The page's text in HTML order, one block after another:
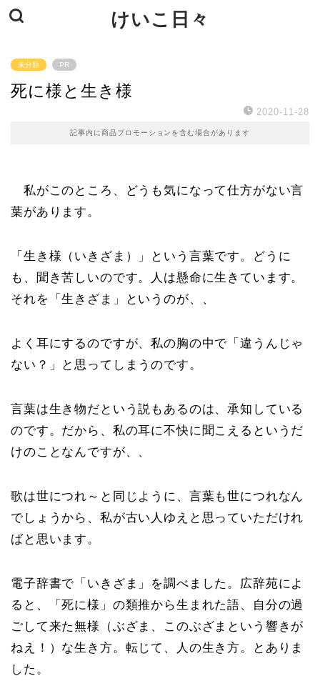
けいこ日々
未分類 PR
死に様と生き様
2020-11-28
記事内に商品プロモーションを含む場合があります
私がこのところ、どうも気になって仕方がない言
葉があります。
「生き様（いきざま）」という言葉です。どうに
も、聞き苦しいのです。人は懸命に生きています。
それを「生きざま」というのが、、
よく耳にするのですが、私の胸の中で「違うんじゃ
ない？」と思ってしまうのです。
言葉は生き物だという説もあるのは、承知している
のです。だから、私の耳に不快に聞こえるというだ
けのことなんですが、、
歌は世につれ～と同じように、言葉も世につれなん
でしょうから、私が古い人ゆえと思っていただけれ
ばと思います。
電子辞書で「いきざま」を調べました。広辞苑によ
ると、「死に様」の類推から生まれた語、自分の過
ごして来た無様（ぶざま、このぶざまという響きが
ねえ！）な生き方。転じて、人の生き方。とありま
した。